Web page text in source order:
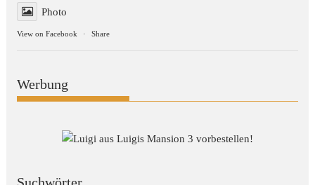
Photo
View on Facebook · Share
Werbung